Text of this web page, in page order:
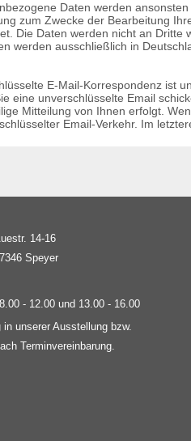
Daten werden
zum Zwecke der Bearbeitung
Die Daten werden nicht an Dritte
werden ausschließlich in
E-Mail-Korrespondenz ist
eine unverschlüsselte Email
Mitteilung von Ihnen erfolgt.
Email-Verkehr. Im
14-16
Speyer
8.00 - 12.00 und 13.00 - 16.00
in unserer Ausstellung bzw.
Terminvereinbarung.